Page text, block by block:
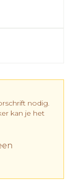
nodig.
kan je het